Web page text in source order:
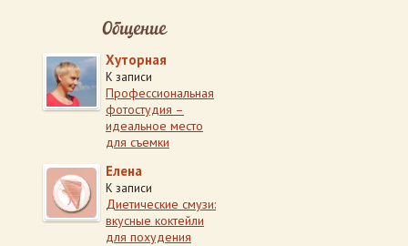
Общение
Хуторная
К записи
Профессиональная
фотостудия –
идеальное место
для съемки
Елена
К записи
Диетические смузи:
вкусные коктейли
для похудения